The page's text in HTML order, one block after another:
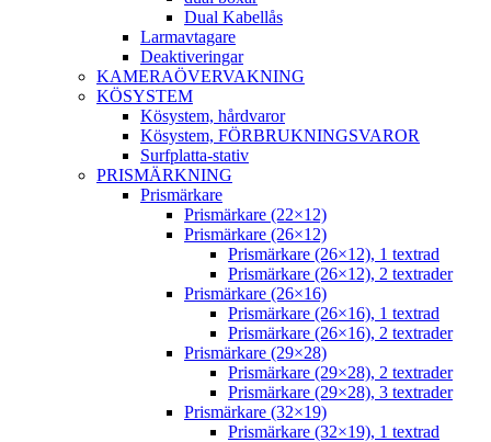
Dual Kabellås
Larmavtagare
Deaktiveringar
KAMERAÖVERVAKNING
KÖSYSTEM
Kösystem, hårdvaror
Kösystem, FÖRBRUKNINGSVAROR
Surfplatta-stativ
PRISMÄRKNING
Prismärkare
Prismärkare (22×12)
Prismärkare (26×12)
Prismärkare (26×12), 1 textrad
Prismärkare (26×12), 2 textrader
Prismärkare (26×16)
Prismärkare (26×16), 1 textrad
Prismärkare (26×16), 2 textrader
Prismärkare (29×28)
Prismärkare (29×28), 2 textrader
Prismärkare (29×28), 3 textrader
Prismärkare (32×19)
Prismärkare (32×19), 1 textrad